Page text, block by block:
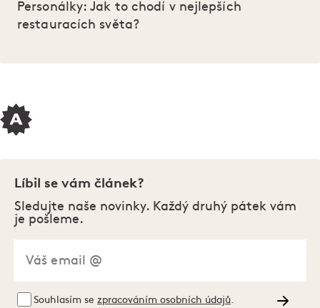
Personálky: Jak to chodí v nejlepších
restauracích světa?
Líbil se vám článek?
Sledujte naše novinky. Každý druhý pátek vám
je pošleme.
Souhlasím se zpracováním osobních údajů